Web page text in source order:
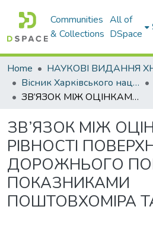
Communities
& Collections
All of
DSpace
Home
Вісник Харківського національного автомобільно-дорожнього університету / Вестник Харьковского национального автомобильно-дорожного университета
ЗВ’ЯЗОК МІЖ ОЦІНКАМИ РІВНОСТІ ПОВЕРХНІ ДОРОЖНЬОГО ПОКРИТТЯ ЗА ПОКАЗНИКАМИ ПОШТОВХОМІРА ТА IRI
ЗВ’ЯЗОК МІЖ
РІВНОСТІ
ДОРОЖНЬОГО
ПОКАЗНИКАМИ
ПОШТОВХОМІРА